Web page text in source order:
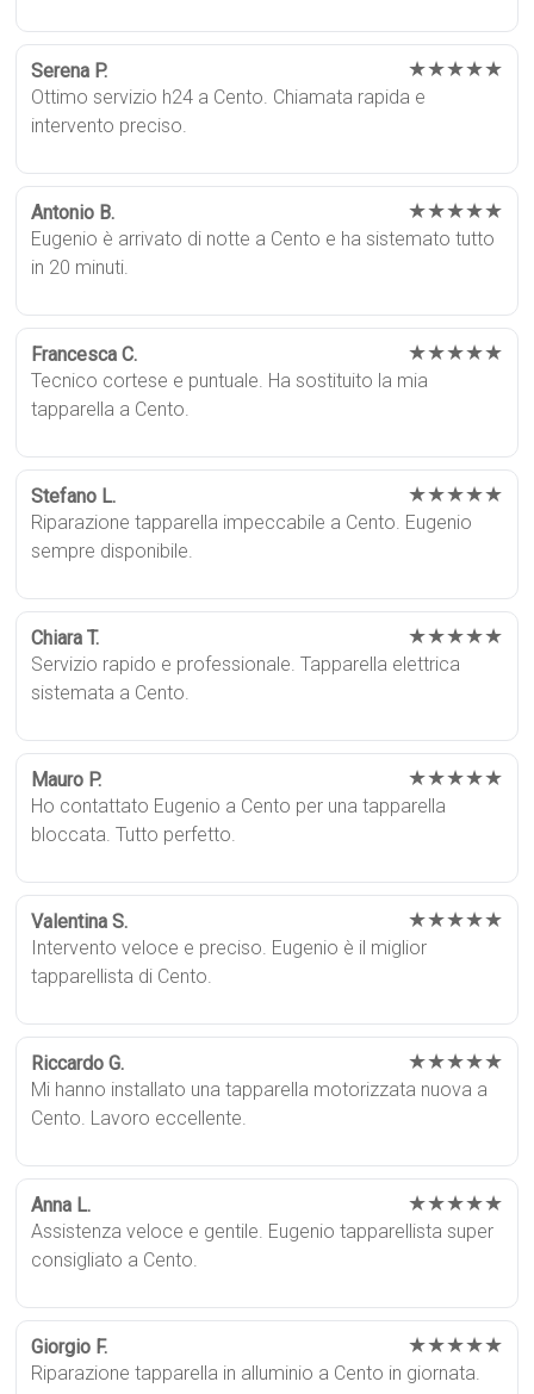
Serena P. ★★★★★
Ottimo servizio h24 a Cento. Chiamata rapida e
intervento preciso.
Antonio B. ★★★★★
Eugenio è arrivato di notte a Cento e ha sistemato tutto
in 20 minuti.
Francesca C. ★★★★★
Tecnico cortese e puntuale. Ha sostituito la mia
tapparella a Cento.
Stefano L. ★★★★★
Riparazione tapparella impeccabile a Cento. Eugenio
sempre disponibile.
Chiara T. ★★★★★
Servizio rapido e professionale. Tapparella elettrica
sistemata a Cento.
Mauro P. ★★★★★
Ho contattato Eugenio a Cento per una tapparella
bloccata. Tutto perfetto.
Valentina S. ★★★★★
Intervento veloce e preciso. Eugenio è il miglior
tapparellista di Cento.
Riccardo G. ★★★★★
Mi hanno installato una tapparella motorizzata nuova a
Cento. Lavoro eccellente.
Anna L. ★★★★★
Assistenza veloce e gentile. Eugenio tapparellista super
consigliato a Cento.
Giorgio F. ★★★★★
Riparazione tapparella in alluminio a Cento in giornata.